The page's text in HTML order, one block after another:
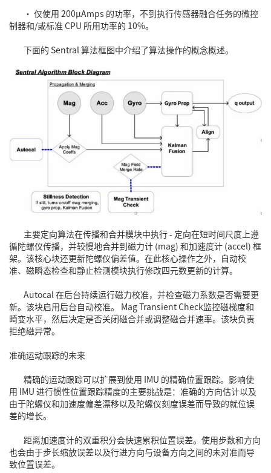
• 仅使用 200μAmps 的功率，不到执行传感器融合任务的微控
制器和/或标准 CPU 所用功率的 10%。
下面的 Sentral 算法框图中介绍了算法操作的概念概述。
主要定向算法在传播和合并模块中执行 - 定向在短时间尺度上遵
循陀螺仪传播，并较慢地合并到磁力计 (mag) 和加速度计 (accel) 框
架。该核心块还更新陀螺仪偏差值。在此核心操作之外，自动校
准、磁瞬态检查和静止检测模块执行修改四元数更新的计算。
Autocal 在后台持续运行磁力校准，并检查磁力系数是否需要更
新。该块启用后台自动校准。 Mag Transient Check监控磁梯度和
畸变水平，然后决定是否关闭磁合并或调整磁合并速率。该块负责
拒绝磁异常。
准确运动跟踪的未来
精确的运动跟踪可以扩展到使用 IMU 的精确位置跟踪。影响使
用 IMU 进行惯性位置跟踪精度的主要挑战是：准确的方向估计以及
由于陀螺仪和加速度偏差漂移以及陀螺仪刻度误差而导致的就位误
差的增长。
距离加速度计的双重积分会快速累积位置误差。使用步数和方向
也会由于步长缩放误差以及行进方向与设备方向之间的未对准而导
致位置误差。